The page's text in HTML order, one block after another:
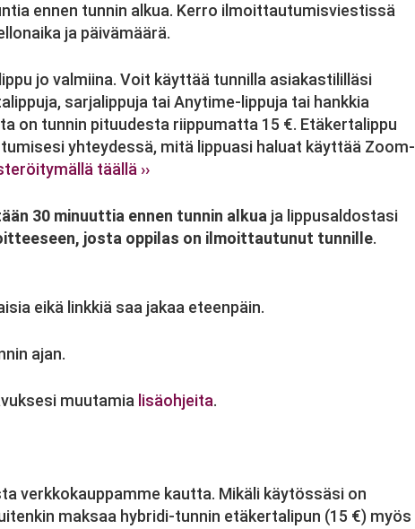
ennen tunnin alkua. Kerro ilmoittautumisviestissä
ja päivämäärä.
jo valmiina. Voit käyttää tunnilla asiakastililläsi
sarjalippuja tai Anytime-lippuja tai hankkia
on tunnin pituudesta riippumatta 15 €. Etäkertalippu
yhteydessä, mitä lippuasi haluat käyttää Zoom-
täällä ››
30 minuuttia ennen tunnin alkua ja lippusaldostasi
josta oppilas on ilmoittautunut tunnille.
eikä linkkiä saa jakaa eteenpäin.
ajan.
muutamia lisäohjeita.
verkkokauppamme kautta. Mikäli käytössäsi on
maksaa hybridi-tunnin etäkertalipun (15 €) myös